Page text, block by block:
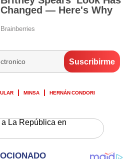
MINSA
HERNÁN CONDORI
a La República en